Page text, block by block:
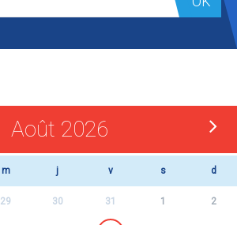
Août 2026
m j v s d
29 30 31 1 2